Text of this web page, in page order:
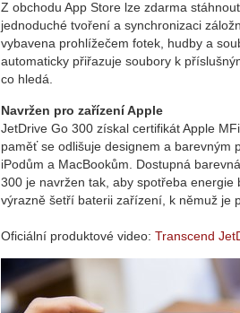
Z obchodu App Store lze zdarma
jednoduché tvoření a synchronizaci
vybavena prohlížečem fotek, hudby a
automaticky přiřazuje soubory k
co hledá.
Navržen pro zařízení Apple
JetDrive Go 300 získal certifikát Apple
paměť se odlišuje designem a barevným
iPodům a MacBookům. Dostupná
300 je navržen tak, aby spotřeba
výrazně šetří baterii zařízení, k němuž je
Oficiální produktové video: Transcend